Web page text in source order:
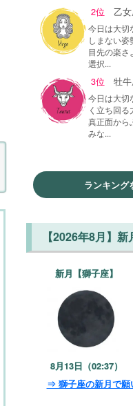
2位 乙
今日は大切
しまない姿
目先の楽さ
選択...
3位 牡
今日は大切
く立ち回る
真正面から
みな...
ランキング
【2026年8月】
新月【獅子座】
8月13日（02:37）
⇒ 獅子座の新月で願